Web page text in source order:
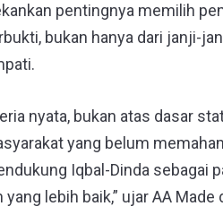
pentingnya memilih
bukan hanya dari janji-
nyata, bukan atas dasar
yang belum
Iqbal-Dinda sebagai
lebih baik,” ujar AA Made